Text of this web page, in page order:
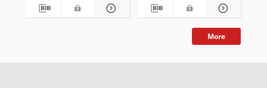
More